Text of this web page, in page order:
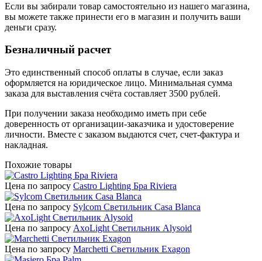
Если вы забирали товар самостоятельно из нашего магазина,
вы можете также принести его в магазин и получить ваши
деньги сразу.
Безналичный расчет
Это единственный способ оплаты в случае, если заказ
оформляется на юридическое лицо. Минимальная сумма
заказа для выставления счёта составляет 3500 рублей.
При получении заказа необходимо иметь при себе
доверенность от организации-заказчика и удостоверение
личности. Вместе с заказом выдаются счет, счет-фактура и
накладная.
Похожие товары
Цена по запросу Castro Lighting Бра Riviera
Цена по запросу Sylcom Светильник Casa Blanca
Цена по запросу AxoLight Светильник Alysoid
Цена по запросу Marchetti Светильник Exagon